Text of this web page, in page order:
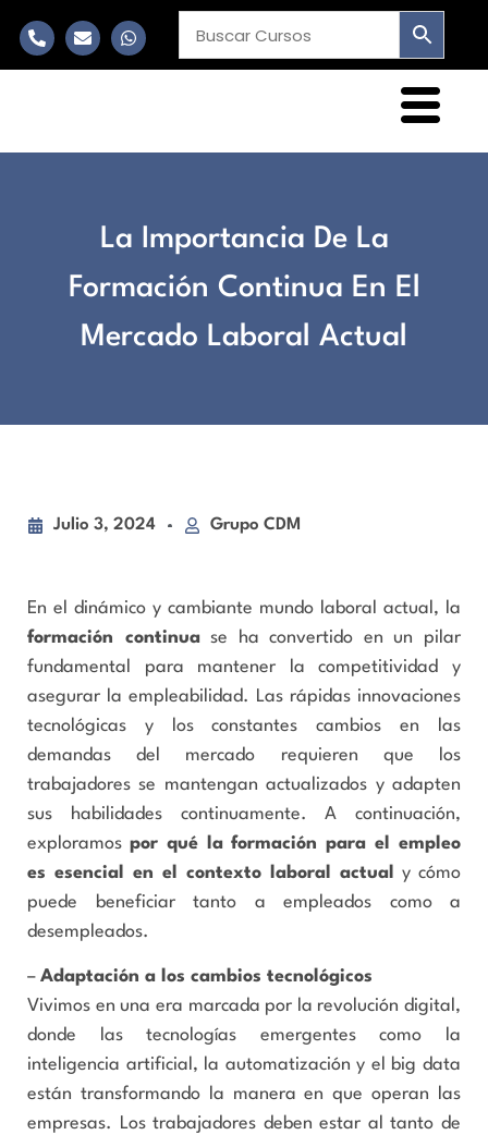
La Importancia De La
Formación Continua En El
Mercado Laboral Actual
Julio 3, 2024 Grupo CDM
En el dinámico y cambiante mundo laboral actual, la
formación continuase ha convertido en un pilar
fundamental para mantener la competitividad y
asegurar la empleabilidad. Las rápidas innovaciones
tecnológicas y los constantes cambios en las
demandas del mercado requieren que los
trabajadores se mantengan actualizados y adapten
sus habilidades continuamente. A continuación,
exploramos por qué la formación para el empleo
es esencial en el contexto laboral actual
y cómo
puede beneficiar tanto a empleados como a
desempleados.
– Adaptación a los cambios tecnológicos
Vivimos en una era marcada por la revolución digital,
donde las tecnologías emergentes como la
inteligencia artificial, la automatización y el big data
están transformando la manera en que operan las
empresas. Los trabajadores deben estar al tanto de